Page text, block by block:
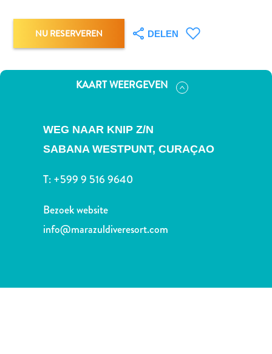
wellness
en
Wateractiviteiten
verblijven
NU RESERVEREN DELEN
KAART WEERGEVEN
WEG NAAR KNIP Z/N
SABANA WESTPUNT, CURAÇAO
T:+599 9 516 9640
Bezoek website
info@marazuldiveresort.com